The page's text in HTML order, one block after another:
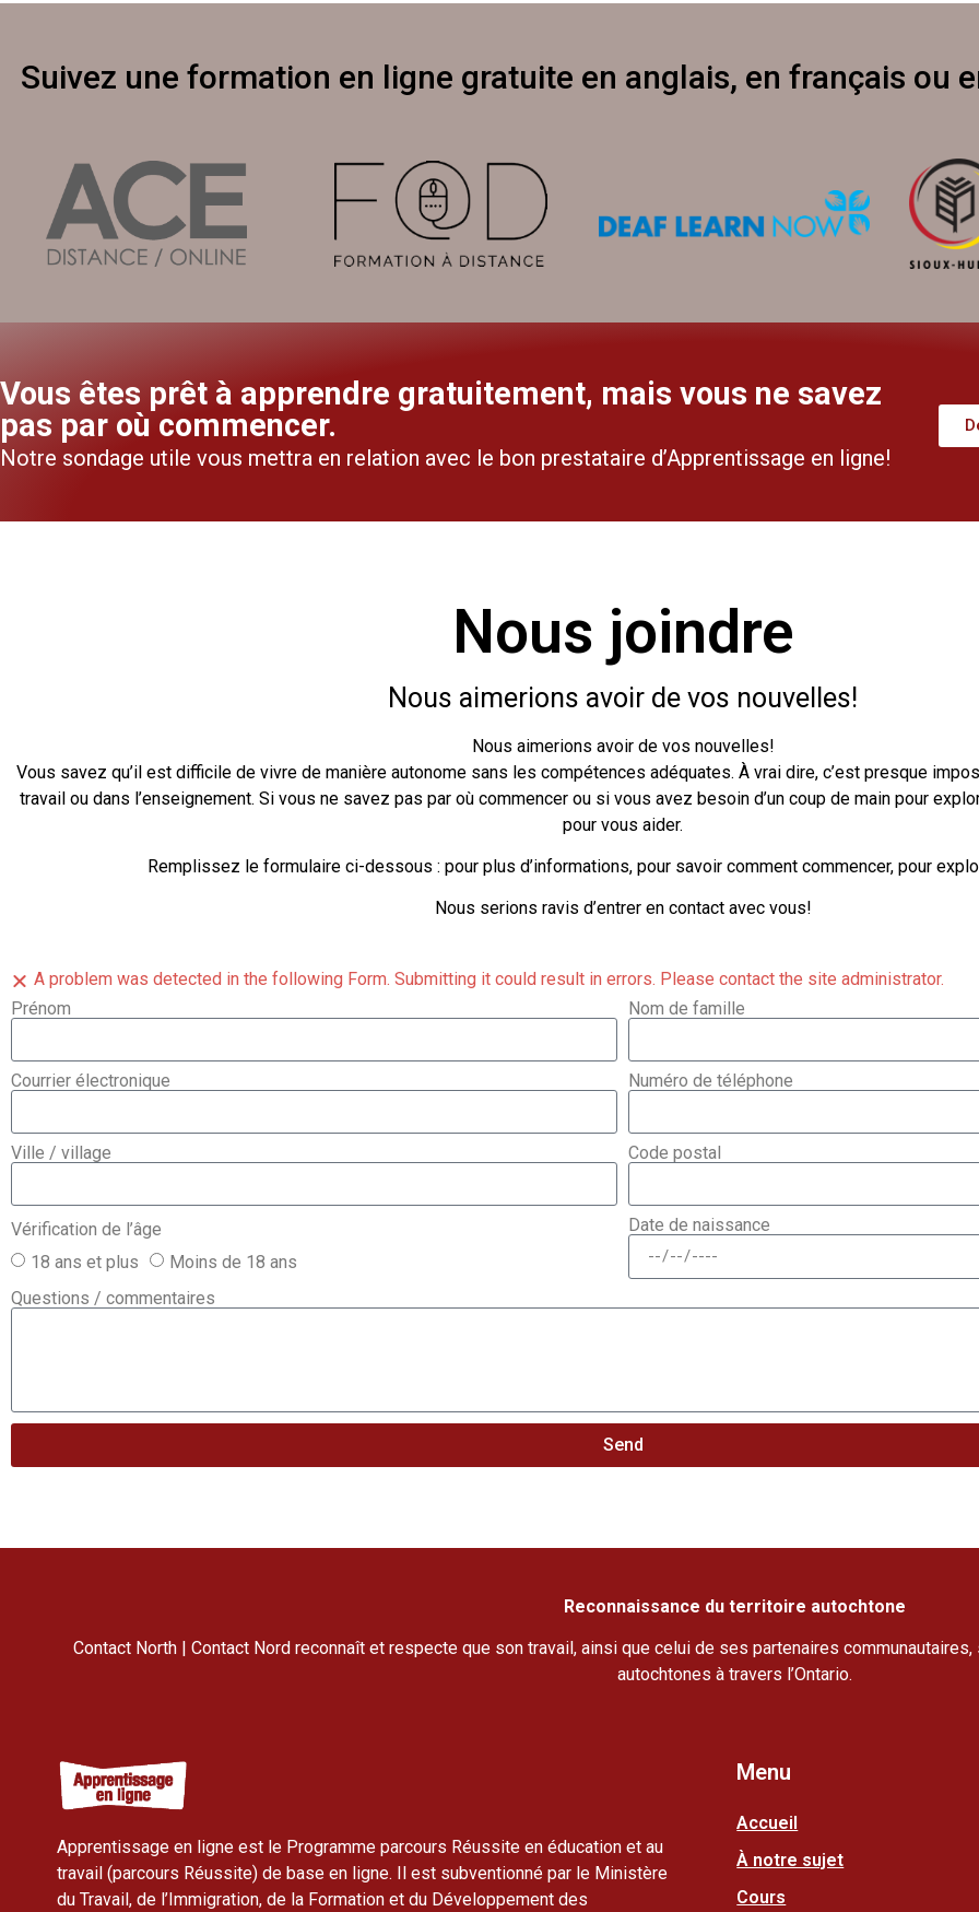
Suivez une formation en ligne gratuite en anglais, en français ou
Vous êtes prêt à apprendre gratuitement, mais vous ne savez
pas par où commencer.
Notre sondage utile vous mettra en relation avec le bon prestataire d’Apprentissage en ligne!
Nous joindre
Nous aimerions avoir de vos nouvelles!
Nous aimerions avoir de vos nouvelles!
Vous savez qu’il est difficile de vivre de manière autonome sans les compétences adéquates. À vrai dire, c’est presque
travail ou dans l’enseignement. Si vous ne savez pas par où commencer ou si vous avez besoin d’un coup de main pour
pour vous aider.
Remplissez le formulaire ci-dessous : pour plus d’informations, pour savoir comment commencer, pour
Nous serions ravis d’entrer en contact avec vous!
A problem was detected in the following Form. Submitting it could result in errors. Please contact the site administrator.
Prénom
Nom de famille
Courrier électronique Numéro de téléphone
Ville / village Code postal
Vérification de l’âge
18 ans et plus
Moins de 18 ans
Date de naissance
Questions / commentaires
Send
Reconnaissance du territoire autochtone
Contact North | Contact Nord reconnaît et respecte que son travail, ainsi que celui de ses partenaires
autochtones à travers l’Ontario.
Apprentissage en ligne est le Programme parcours Réussite en éducation et au
travail (parcours Réussite) de base en ligne. Il est subventionné par le Ministère
du Travail, de l’Immigration, de la Formation et du Développement des
Menu
Accueil
À notre sujet
Cours